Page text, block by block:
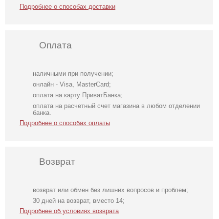
Подробнее о способах доставки
Оплата
наличными при получении;
онлайн - Visa, MasterCard;
оплата на карту ПриватБанка;
оплата на расчетный счет магазина в любом отделении
банка.
Подробнее о способах оплаты
Возврат
возврат или обмен без лишних вопросов и проблем;
30 дней на возврат, вместо 14;
Подробнее об условиях возврата
Футболка
однотонная
белого цвета на
Вечернее
нарядное
корсетное платье